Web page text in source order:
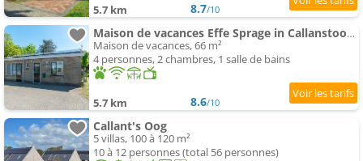
5.7 km 8.7/10
Maison de vacances Effe Sprage in Callanstoog Centre
Maison de vacances, 66 m²
4 personnes, 2 chambres, 1 salle de bains
5.7 km 8.6/10
Callant's Oog
5 villas, 100 à 120 m²
10 à 12 personnes (total 56 personnes)